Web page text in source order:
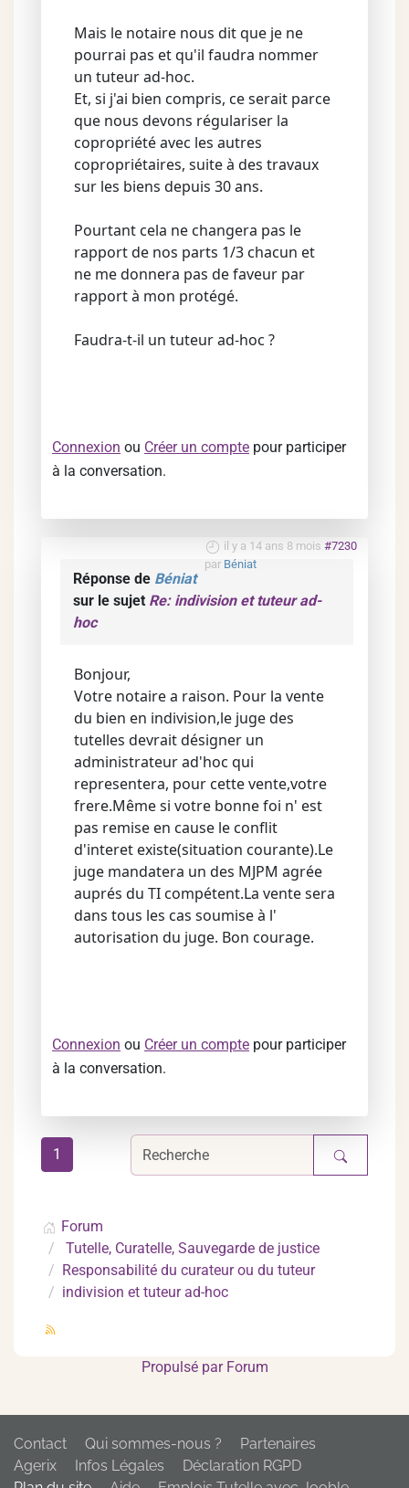
Mais le notaire nous dit que je ne
pourrai pas et qu'il faudra nommer
un tuteur ad-hoc.
Et, si j'ai bien compris, ce serait parce
que nous devons régulariser la
copropriété avec les autres
copropriétaires, suite à des travaux
sur les biens depuis 30 ans.
Pourtant cela ne changera pas le
rapport de nos parts 1/3 chacun et
ne me donnera pas de faveur par
rapport à mon protégé.
Faudra-t-il un tuteur ad-hoc ?
Connexion ou Créer un compte pour participer
à la conversation.
il y a 14 ans 8 mois #7230
par Béniat
Réponse de Béniat
sur le sujet Re: indivision et tuteur ad-
hoc
Bonjour,
Votre notaire a raison. Pour la vente
du bien en indivision,le juge des
tutelles devrait désigner un
administrateur ad'hoc qui
representera, pour cette vente,votre
frere.Même si votre bonne foi n' est
pas remise en cause le conflit
d'interet existe(situation courante).Le
juge mandatera un des MJPM agrée
auprés du TI compétent.La vente sera
dans tous les cas soumise à l'
autorisation du juge. Bon courage.
Connexion ou Créer un compte pour participer
à la conversation.
1
Forum
Tutelle, Curatelle, Sauvegarde de justice
Responsabilité du curateur ou du tuteur
indivision et tuteur ad-hoc
Propulsé par Forum
Contact Qui sommes-nous ?
Partenaires
Agerix
Infos Légales
Déclaration RGPD